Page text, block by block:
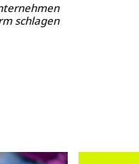
schlagen